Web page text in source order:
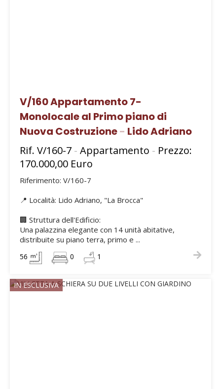
V/160 Appartamento 7-
Monolocale al Primo piano di
Nuova Costruzione- Lido Adriano
Rif. V/160-7 - Appartamento - Prezzo:
170.000,00 Euro
Riferimento: V/160-7
📍 Località: Lido Adriano, "La Brocca"
🏢 Struttura dell'Edificio:
Una palazzina elegante con 14 unità abitative,
distribuite su piano terra, primo e ...
56 0 1
IN ESCLUSIVA